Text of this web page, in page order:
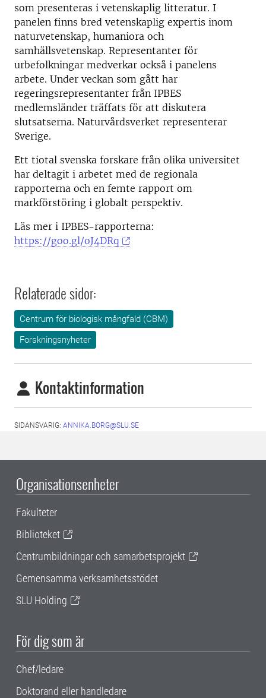
som presenteras i vetenskaplig litteratur. I
panelen finns bred vetenskaplig expertis inom
naturvetenskap, humaniora och
samhällsvetenskap. Representanter för
urbefolkningar medverkar också i panelens
arbete. Under veckan som gått har
regeringsrepresentanter från IPBES
medlemsländer träffats för att diskutera
slutsatserna. Naturvårdsverket representerar
Sverige.
Ett tiotal svenska forskare från olika universitet
har deltagit i arbetet med de regionala
rapporterna och en femte rapport om
markförstöring i globalt perspektiv.
Läs mer i IPBES-rapporterna:
https://goo.gl/oJ4DRq
Relaterade sidor:
Centrum för biologisk mångfald (CBM)
Forskningsnyheter
Kontaktinformation
SIDANSVARIG: ANNIKA.BORG@SLU.SE
Organisationsenheter
Fakulteter
Biblioteket
Centrumbildningar och samarbetsprojekt
Gemensamma verksamhetsstödet
SLU Holding
För dig som är
Chef/ledare
Doktorand eller handledare